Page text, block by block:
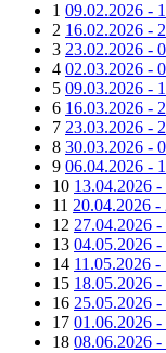
1 09.02.2026 -
2 16.02.2026 -
3 23.02.2026 -
4 02.03.2026 -
5 09.03.2026 -
6 16.03.2026 -
7 23.03.2026 -
8 30.03.2026 -
9 06.04.2026 -
10 13.04.2026
11 20.04.2026 -
12 27.04.2026
13 04.05.2026
14 11.05.2026
15 18.05.2026
16 25.05.2026
17 01.06.2026
18 08.06.2026